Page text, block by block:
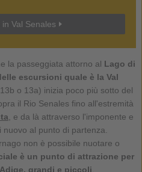
Val Senales
la passeggiata attorno al Lago di
escursioni quale è la Val
o 13a) inizia poco più sotto del
il Rio Senales fino all'estremità
, e da là attraverso l'imponente e
al punto di partenza.
non è possibile nuotare o
è un punto di attrazione per
grandi e piccoli